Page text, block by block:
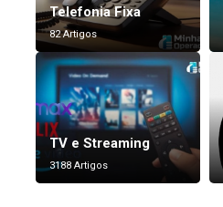
Telefonia Fixa
82 Artigos
TV e Streaming
3188 Artigos